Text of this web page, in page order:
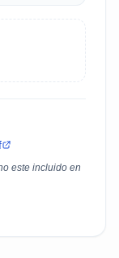
este incluido en